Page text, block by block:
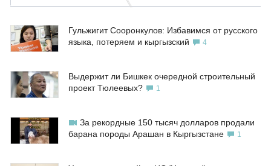
Гульжигит Сооронкулов: Избавимся от русского
языка, потеряем и кыргызский
4
Выдержит ли Бишкек очередной строительный
проект Тюлеевых?
1
За рекордные 150 тысяч долларов продали
барана породы Арашан в Кыргызстане
1